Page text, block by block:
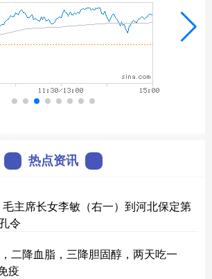
热点资讯
主席长女李敏（右一）到河北保定第
令
二降血脂，三降胆固醇，两天吃一
疫